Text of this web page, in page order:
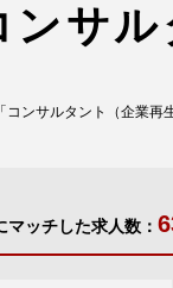
ンサ
「コンサルタント（企業再
マッチした求人数：